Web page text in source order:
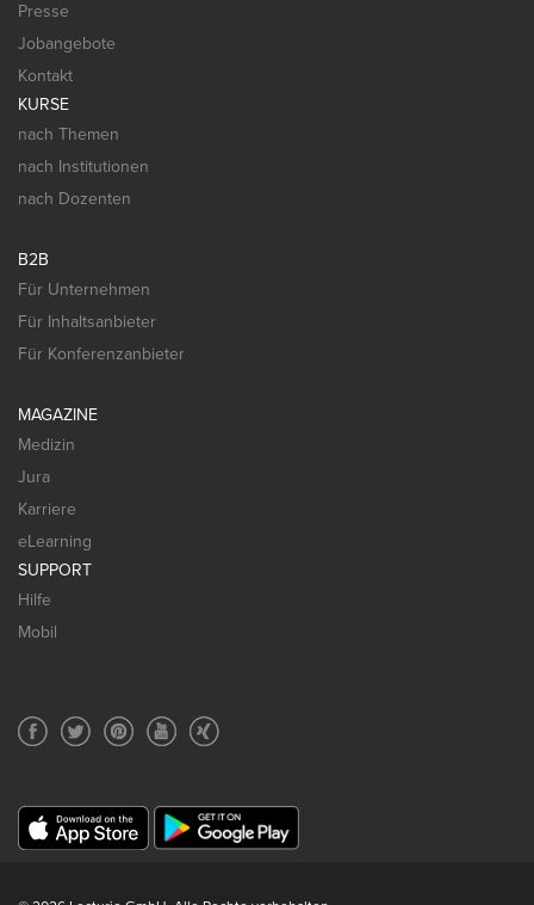
Presse
Jobangebote
Kontakt
KURSE
nach Themen
nach Institutionen
nach Dozenten
B2B
Für Unternehmen
Für Inhaltsanbieter
Für Konferenzanbieter
MAGAZINE
Medizin
Jura
Karriere
eLearning
SUPPORT
Hilfe
Mobil